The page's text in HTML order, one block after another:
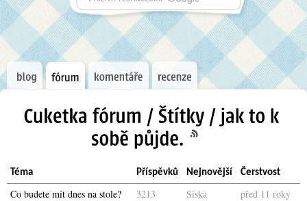
Téma Příspěvků Nejnovější Čerstvost
Co budete mít dnes na stole? 3213 Siska před 11 roky